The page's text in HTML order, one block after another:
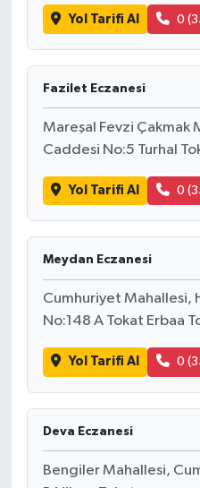
Yol Tarifi Al 0
Fazilet Eczanesi
Mareşal Fevzi Çakmak
Caddesi No:5 Turhal
Yol Tarifi Al 0
Meydan Eczanesi
Cumhuriyet Mahallesi,
No:148 A Tokat Erbaa
Yol Tarifi Al 0
Deva Eczanesi
Bengiler Mahallesi,